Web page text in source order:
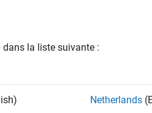
la liste suivante :
Netherlands